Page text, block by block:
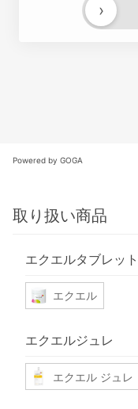
›
Powered by GOGA
取り扱い商品
エクエルタブレット
エクエル
エクエルジュレ
エクエル ジュレ